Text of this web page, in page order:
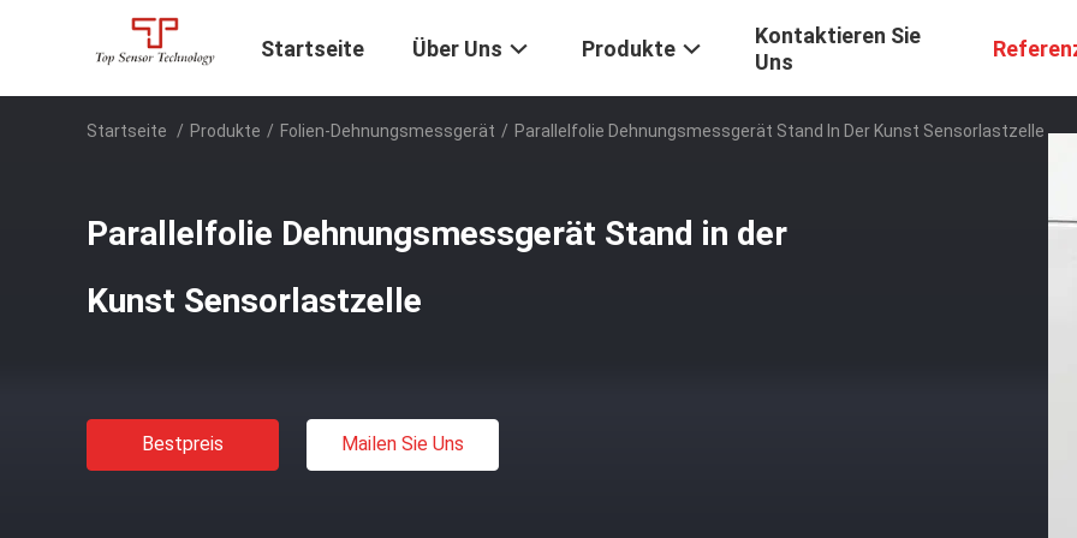
Startseite Über Uns Produkte
Kontaktieren Sie
Uns
Startseite / Produkte / Folien-Dehnungsmessgerät / Parallelfolie Dehnungsmessgerät Stand In Der Kunst Sensorlastzelle
Parallelfolie Dehnungsmessgerät Stand in der
Kunst Sensorlastzelle
Bestpreis Mailen Sie Uns